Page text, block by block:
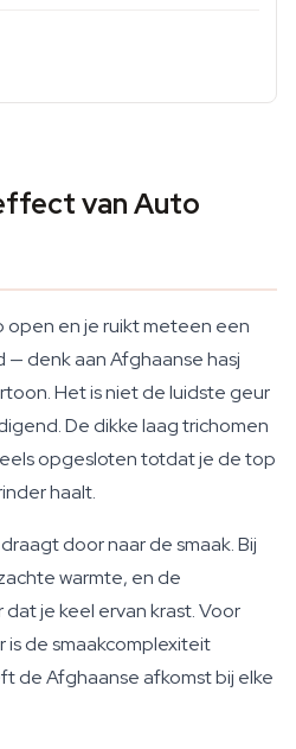
van Auto
en je ruikt meteen een
— denk aan Afghaanse hasj
Het is niet de luidste geur
De dikke laag trichomen
opgesloten totdat je de top
haalt.
door naar de smaak. Bij
warmte, en de
je keel ervan krast. Voor
de smaakcomplexiteit
de Afghaanse afkomst bij elke